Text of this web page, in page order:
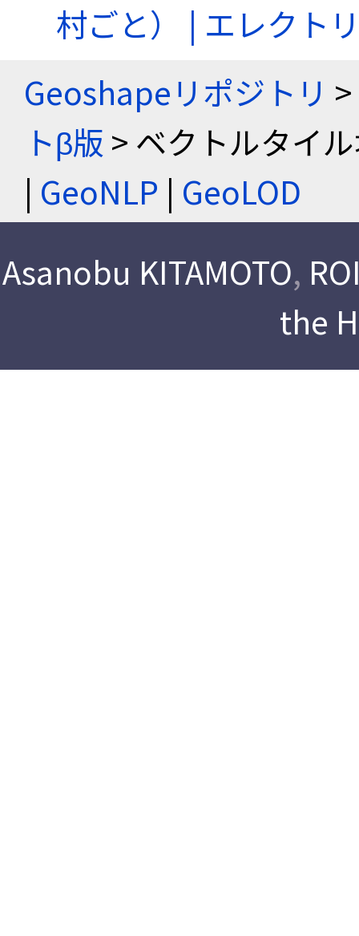
村ごと） | エレクト
Geoshapeリポジトリ >
トβ版 > ベクトルタイ
| GeoNLP | GeoLOD
Asanobu KITAMOTO,
the